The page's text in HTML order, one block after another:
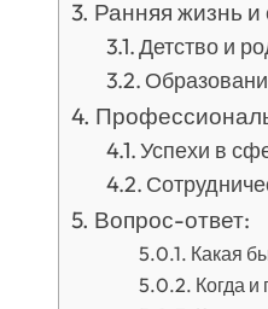
Ранняя жизнь
Детство и
Успехи в
Вопрос-ответ:
Какая
Когда